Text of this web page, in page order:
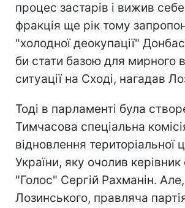
процес застарів і вижив
фракція ще рік тому
"холодної деокупації"
би стати базою для мирного
ситуації на Сході, нагадав
Тоді в парламенті була
Тимчасова спеціальна
відновлення територіальної
України, яку очолив керівник
"Голос" Сергій Рахманін.
Лозинського, правляча